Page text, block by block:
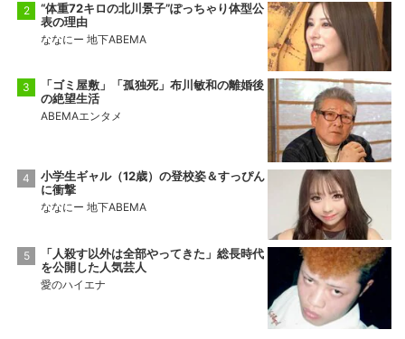
“体重72キロの北川景子”ぽっちゃり体型公
表の理由
ななにー 地下ABEMA
「ゴミ屋敷」「孤独死」布川敏和の離婚後
の絶望生活
ABEMAエンタメ
小学生ギャル（12歳）の登校姿＆すっぴん
に衝撃
ななにー 地下ABEMA
「人殺す以外は全部やってきた」総長時代
を公開した人気芸人
愛のハイエナ